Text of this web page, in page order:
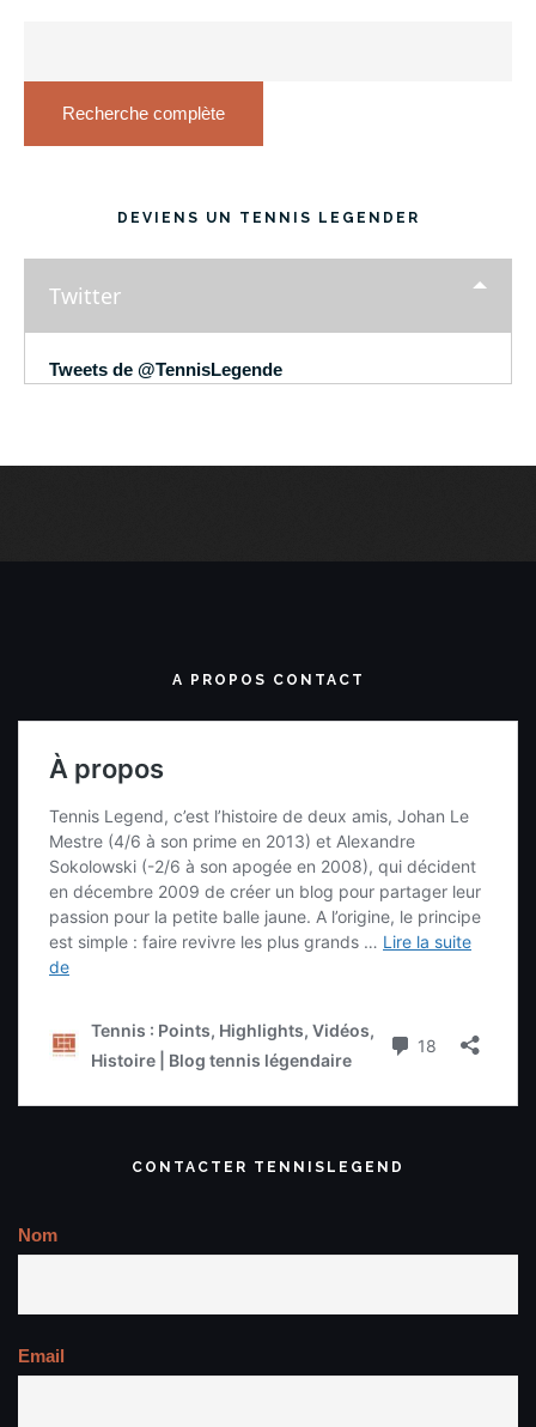
Recherche complète
DEVIENS UN TENNIS LEGENDER
Twitter
Tweets de @TennisLegende
A PROPOS CONTACT
CONTACTER TENNISLEGEND
Nom
Email